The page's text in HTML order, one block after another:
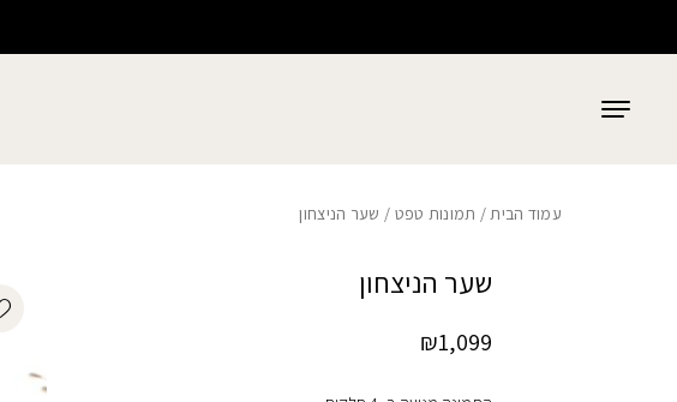
עמוד הבית/ תמונות טפט / שער הניצחון
שער הניצחון
₪1,099